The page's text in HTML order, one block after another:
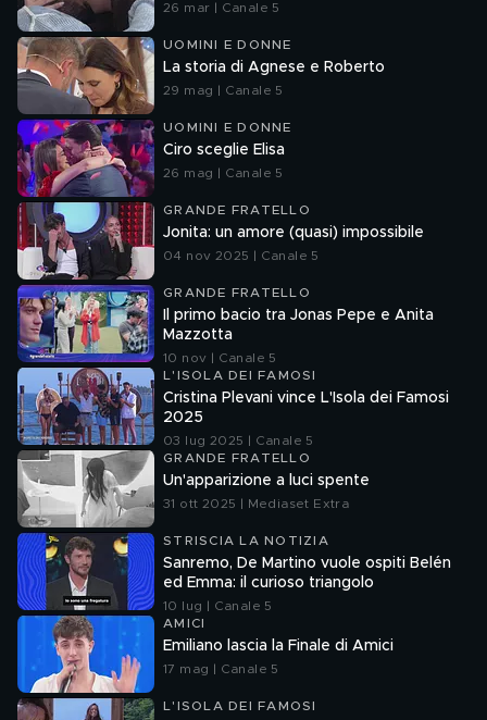
26 mar | Canale 5
UOMINI E DONNE
La storia di Agnese e Roberto
29 mag | Canale 5
UOMINI E DONNE
Ciro sceglie Elisa
26 mag | Canale 5
GRANDE FRATELLO
Jonita: un amore (quasi) impossibile
04 nov 2025 | Canale 5
GRANDE FRATELLO
Il primo bacio tra Jonas Pepe e Anita
Mazzotta
10 nov | Canale 5
L'ISOLA DEI FAMOSI
Cristina Plevani vince L'Isola dei Famosi
2025
03 lug 2025 | Canale 5
GRANDE FRATELLO
Un'apparizione a luci spente
31 ott 2025 | Mediaset Extra
STRISCIA LA NOTIZIA
Sanremo, De Martino vuole ospiti Belén
ed Emma: il curioso triangolo
10 lug | Canale 5
AMICI
Emiliano lascia la Finale di Amici
17 mag | Canale 5
L'ISOLA DEI FAMOSI